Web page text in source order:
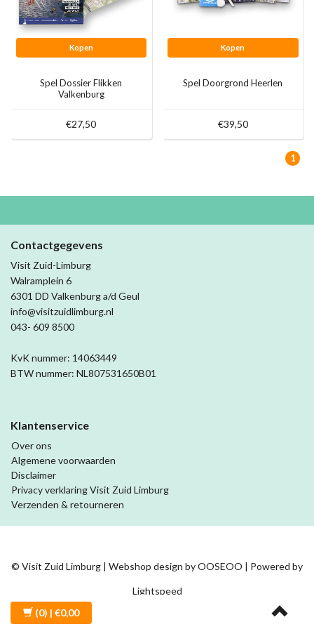
Kopen
Spel Dossier Flikken
Valkenburg
€27,50
Kopen
Spel Doorgrond Heerlen
€39,50
1
Contactgegevens
Visit Zuid-Limburg
Walramplein 6
6301 DD Valkenburg a/d Geul
info@visitzuidlimburg.nl
043- 609 8500
KvK nummer: 14063449
BTW nummer: NL807531650B01
Klantenservice
Over ons
Algemene voorwaarden
Disclaimer
Privacy verklaring Visit Zuid Limburg
Verzenden & retourneren
© Visit Zuid Limburg | Webshop design byOOSEOO | Powered by
Lightspeed
(0) | €0,00